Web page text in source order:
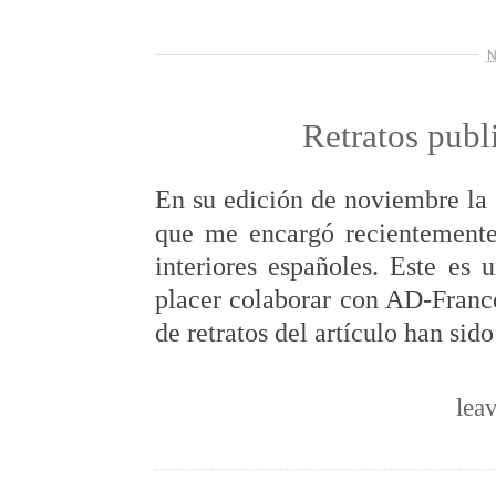
Retratos
En su edición de noviembre
que me encargó
interiores españoles. Este es
placer colaborar con AD-
de retratos del artículo han